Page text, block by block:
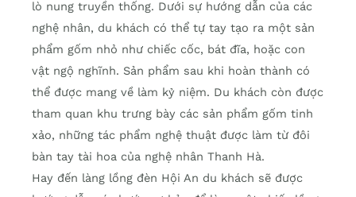
lò nung truyền thống. Dưới sự hướng dẫn của các
nghệ nhân, du khách có thể tự tay tạo ra một sản
phẩm gốm nhỏ như chiếc cốc, bát đĩa, hoặc con
vật ngộ nghĩnh. Sản phẩm sau khi hoàn thành có
thể được mang về làm kỷ niệm. Du khách còn được
tham quan khu trưng bày các sản phẩm gốm tinh
xảo, những tác phẩm nghệ thuật được làm từ đôi
bàn tay tài hoa của nghệ nhân Thanh Hà.
Hay đến làng lồng đèn Hội An du khách sẽ được